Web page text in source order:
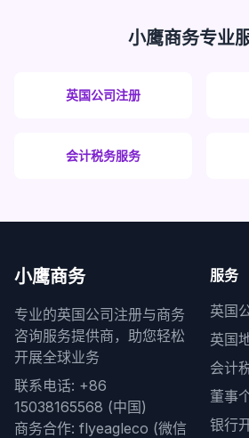
小鹰商务专业
英国公司注册
会计税务服务
小鹰商务
专业的英国公司注册与商务
咨询服务提供商，助您轻松
开展全球业务
联系电话: +86
15038165568 (中国)
商务合作: flyeagleco (微信
服务
英国
英国
会计
董事
银行